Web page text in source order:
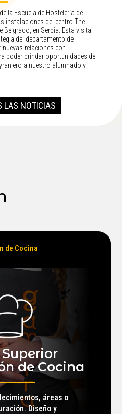
la Escuela de Hostelería de
instalaciones del centro The
Belgrado, en Serbia. Esta visita
del departamento de
relaciones con
poder brindar oportunidades de
a nuestro alumnado y
LAS NOTICIAS
de Cocina
de Cocina
áreas o
Diseño y